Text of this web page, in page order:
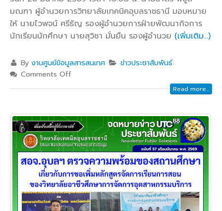
มณฑา ผู้อำนวยการวิทยาลัยเทคนิคอุบลราชธานี มอบหมาย
ให้ นายไวพจน์ ศรีธัญ รองผู้อำนวยการฝ่ายพัฒนากิจการ
นักเรียนนักศึกษา นายสุวิชา มั่นยืน รองผู้อำนวย (เพิ่มเติม…)
Byงานศูนย์ข้อมูลสารสนเทศ
ข่าวประชาสัมพันธ์
Comments Off
Read more...